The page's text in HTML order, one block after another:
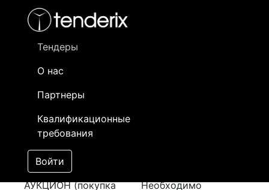
Тендеры
О нас
Партнеры
Квалификационные
требования
Войти
- активный лот
- сохраненный лот (не опубликован)
Закупка
Трансформаторного
Масло
Победитель выбран
Лот №:182
АУКЦИОН (покупка
Необходимо